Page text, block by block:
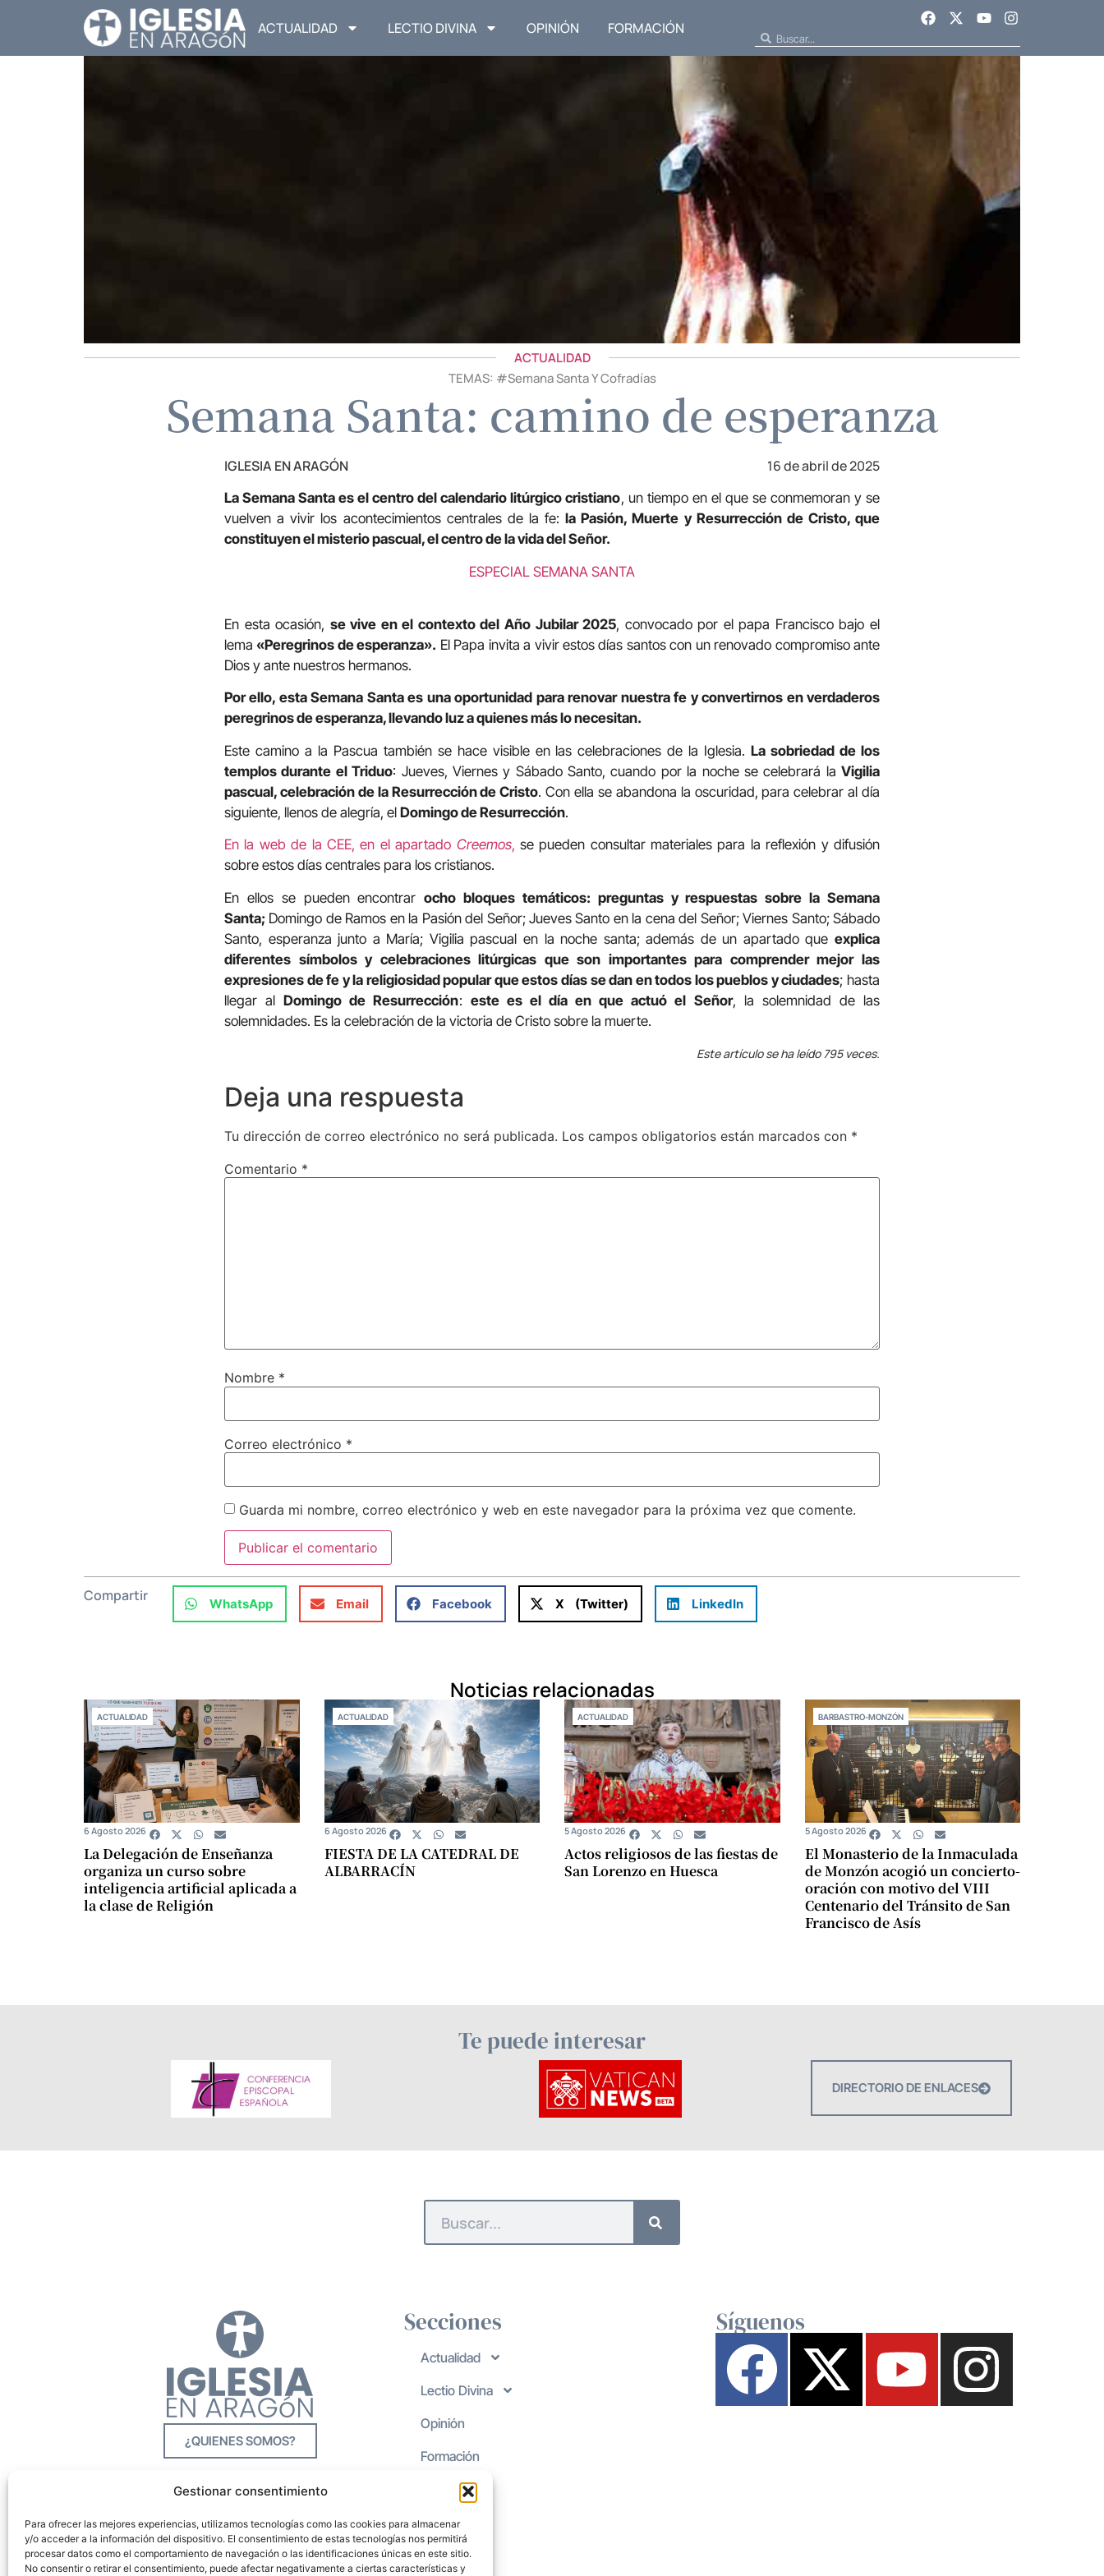
Gestionar consentimiento
Para ofrecer las mejores experiencias, utilizamos tecnologías como las cookies para almacenar
y/o acceder a la información del dispositivo. El consentimiento de estas tecnologías nos permitirá
procesar datos como el comportamiento de navegación o las identificaciones únicas en este sitio.
No consentir o retirar el consentimiento, puede afectar negativamente a ciertas características y
ACTUALIDAD LECTIO DIVINA OPINIÓN FORMACIÓN
ACTUALIDAD
TEMAS: #Semana Santa Y Cofradías
Semana Santa: camino de esperanza
IGLESIA EN ARAGÓN 16 de abril de 2025
La Semana Santa es el centro del calendario litúrgico cristiano, un tiempo en el que se conmemoran y se
vuelven a vivir los acontecimientos centrales de la fe:la Pasión, Muerte y Resurrección de Cristo, que
constituyen el misterio pascual, el centro de la vida del Señor.
ESPECIAL SEMANA SANTA
En esta ocasión, se vive en el contexto del Año Jubilar 2025, convocado por el papa Francisco bajo el
lema«Peregrinos de esperanza». El Papa invita a vivir estos días santos con un renovado compromiso ante
Dios y ante nuestros hermanos.
Por ello, esta Semana Santa es una oportunidad para renovar nuestra fe y convertirnos en verdaderos
peregrinos de esperanza, llevando luz a quienes más lo necesitan.
Este camino a la Pascua también se hace visible en las celebraciones de la Iglesia.La sobriedad de los
templos durante el Triduo: Jueves, Viernes y Sábado Santo, cuando por la noche se celebrará la Vigilia
pascual, celebración de la Resurrección de Cristo. Con ella se abandona la oscuridad, para celebrar al día
siguiente, llenos de alegría, el Domingo de Resurrección.
En la web de la CEE, en el apartado Creemos, se pueden consultar materiales para la reflexión y difusión
sobre estos días centrales para los cristianos.
En ellos se pueden encontrarocho bloques temáticos: preguntas y respuestas sobre la Semana
Santa; Domingo de Ramos en la Pasión del Señor; Jueves Santo en la cena del Señor; Viernes Santo; Sábado
Santo, esperanza junto a María; Vigilia pascual en la noche santa; además de un apartado que explica
diferentes símbolos y celebraciones litúrgicas que son importantes para comprender mejor las
expresiones de fe y la religiosidad popular que estos días se dan en todos los pueblos y ciudades; hasta
llegar alDomingo de Resurrección: este es el día en que actuó el Señor, la solemnidad de las
solemnidades. Es la celebración de la victoria de Cristo sobre la muerte.
Este artículo se ha leído 795 veces.
Deja una respuesta
Tu dirección de correo electrónico no será publicada. Los campos obligatorios están marcados con *
Comentario *
Nombre *
Correo electrónico *
Guarda mi nombre, correo electrónico y web en este navegador para la próxima vez que comente.
Compartir WhatsApp Email Facebook X (Twitter) LinkedIn
Noticias relacionadas
ACTUALIDAD
La Delegación de Enseñanza
organiza un curso sobre
inteligencia artificial aplicada a
la clase de Religión
6 Agosto 2026
ACTUALIDAD
FIESTA DE LA CATEDRAL DE
ALBARRACÍN
6 Agosto 2026
ACTUALIDAD
Actos religiosos de las fiestas de
San Lorenzo en Huesca
5 Agosto 2026
BARBASTRO-MONZÓN
El Monasterio de la Inmaculada
de Monzón acogió un concierto-
oración con motivo del VIII
Centenario del Tránsito de San
Francisco de Asís
5 Agosto 2026
Te puede interesar
DIRECTORIO DE ENLACES
¿QUIENES SOMOS?
Secciones
Actualidad
Lectio Divina
Opinión
Formación
Síguenos